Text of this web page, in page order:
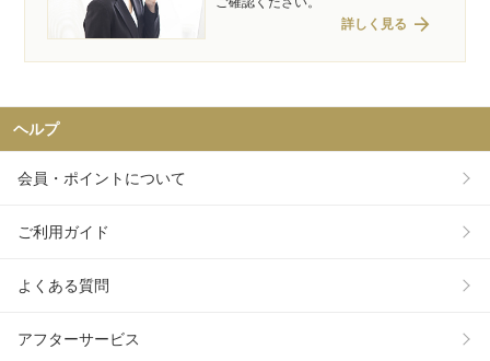
詳しく見る arrow_forward
ヘルプ
会員・ポイントについて
ご利用ガイド
よくある質問
アフターサービス